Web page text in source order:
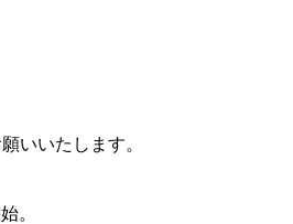
いいたします。
。